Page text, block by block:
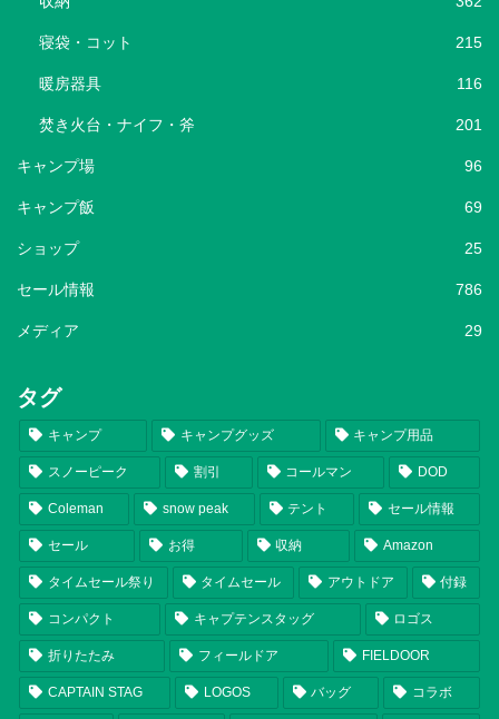
寝袋・コット 215
暖房器具 116
焚き火台・ナイフ・斧 201
キャンプ場 96
キャンプ飯 69
ショップ 25
セール情報 786
メディア 29
タグ
キャンプ キャンプグッズ キャンプ用品
スノーピーク 割引 コールマン DOD
Coleman snow peak テント セール情報
セール お得 収納 Amazon
タイムセール祭り タイムセール アウトドア 付録
コンパクト キャプテンスタッグ ロゴス
折りたたみ フィールドア FIELDOOR
CAPTAIN STAG LOGOS バッグ コラボ